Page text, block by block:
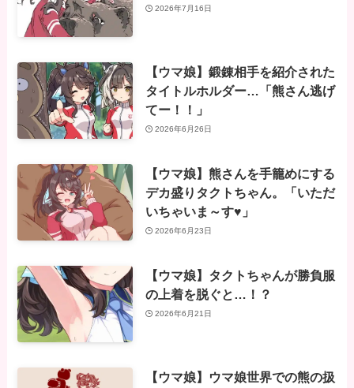
2026年7月16日
【ウマ娘】鍛錬相手を紹介された
タイトルホルダー…「熊さん逃げ
てー！！」
2026年6月26日
【ウマ娘】熊さんを手籠めにする
デカ盛りタクトちゃん。「いただ
いちゃいま～す♥」
2026年6月23日
【ウマ娘】タクトちゃんが勝負服
の上着を脱ぐと…！？
2026年6月21日
【ウマ娘】ウマ娘世界での熊の扱